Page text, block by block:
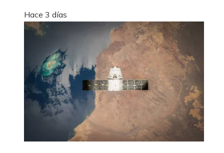
Hace 3 días